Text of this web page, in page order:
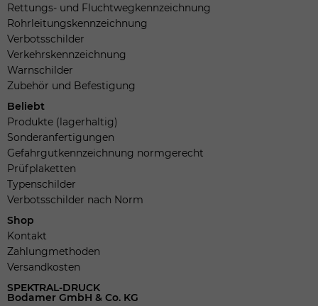
Rettungs- und Fluchtwegkennzeichnung
Rohrleitungskennzeichnung
Verbotsschilder
Verkehrskennzeichnung
Warnschilder
Zubehör und Befestigung
Beliebt
Produkte (lagerhaltig)
Sonderanfertigungen
Gefahrgutkennzeichnung normgerecht
Prüfplaketten
Typenschilder
Verbotsschilder nach Norm
Shop
Kontakt
Zahlungmethoden
Versandkosten
SPEKTRAL-DRUCK
Bodamer GmbH & Co. KG